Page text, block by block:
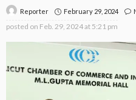
Reporter February 29, 2024
posted on Feb. 29, 2024 at 5:21 pm